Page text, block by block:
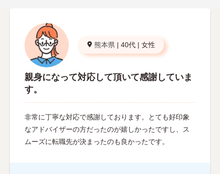
熊本県 | 40代 | 女性
親身になって対応して頂いて感謝していま
す。
非常に丁寧な対応で感謝しております。とても好印象
なアドバイザーの方だったのが嬉しかったですし、ス
ムーズに転職先が決まったのも良かったです。